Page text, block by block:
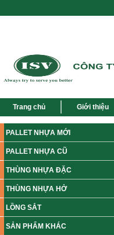
Trang chủ Giới thiệu
PALLET NHỰA MỚI
PALLET NHỰA CŨ
THÙNG NHỰA ĐẶC
THÙNG NHỰA HỞ
LỒNG SẮT
SẢN PHẨM KHÁC